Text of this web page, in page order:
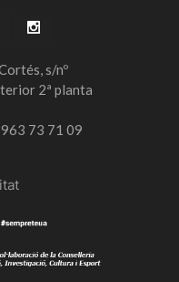
s/nº
2ª planta
73 71 09